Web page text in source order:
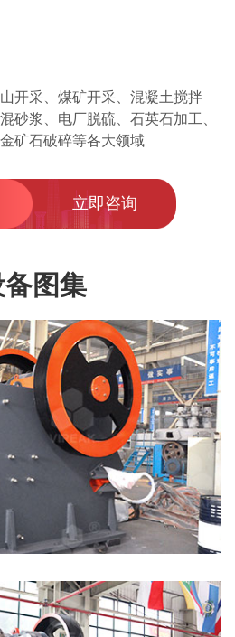
开采、煤矿开采、混凝土搅拌
砂浆、电厂脱硫、石英石加工、
矿石破碎等各大领域
立即咨询
图集